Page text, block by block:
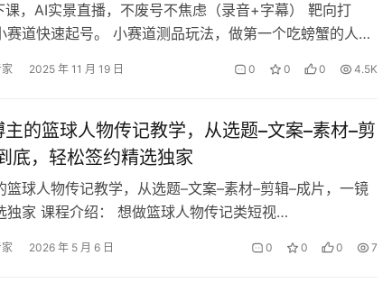
，AI实景直播，不废号不焦虑（录音+字幕） 靶向打
赛道快速起号。 小赛道测品玩法，做第一个吃螃蟹的人。
2025 年 11 月 19 日 0 0 0 4.5K
的篮球人物传记教学，从选题–文案–素材–剪
底，轻松签约精选独家
篮球人物传记教学，从选题–文案–素材–剪辑–成片，一镜
独家 课程介绍： 想做篮球人物传记类短视…
2026 年 5 月 6 日 0 0 0 7